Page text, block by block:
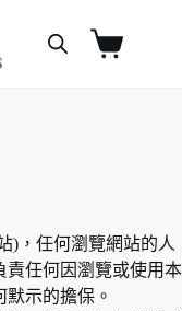
購
)，任何瀏覽網站的人
責任何因瀏覽或使用本
示的擔保。